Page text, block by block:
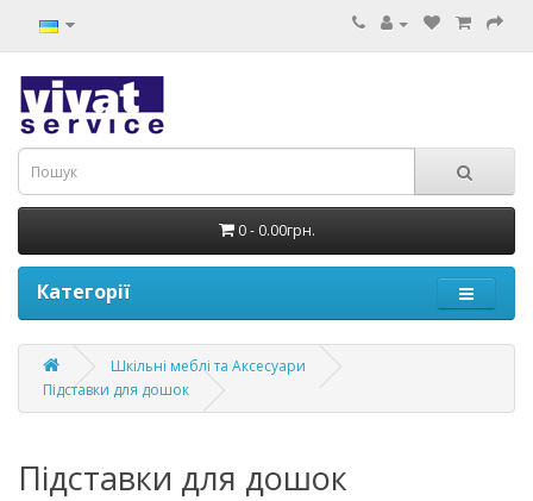
0 - 0.00грн.
Категорії
Шкільні меблі та Аксесуари
Підставки для дошок
Підставки для дошок